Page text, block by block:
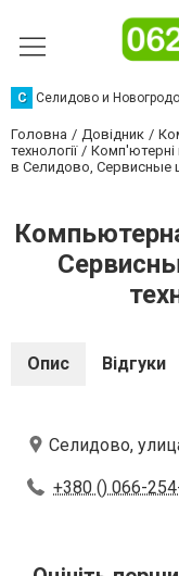
С Селидово и
Головна Довідник
технології
Комп'ютерні
в Селидово, Сервисные
Опис Відгуки
Селидово,
+380 () 066-